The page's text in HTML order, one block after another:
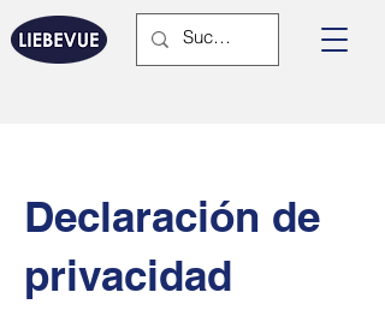
Declaración de
privacidad